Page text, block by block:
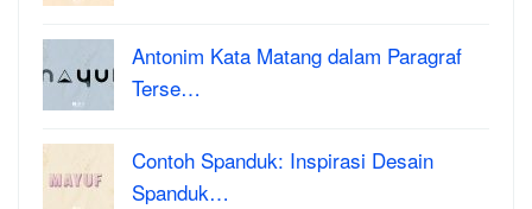
Antonim Kata Matang dalam Paragraf
Terse…
Contoh Spanduk: Inspirasi Desain
Spanduk…